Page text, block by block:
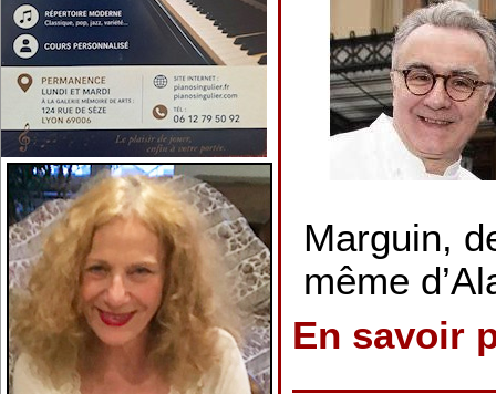
Marguin,
même
En savoir